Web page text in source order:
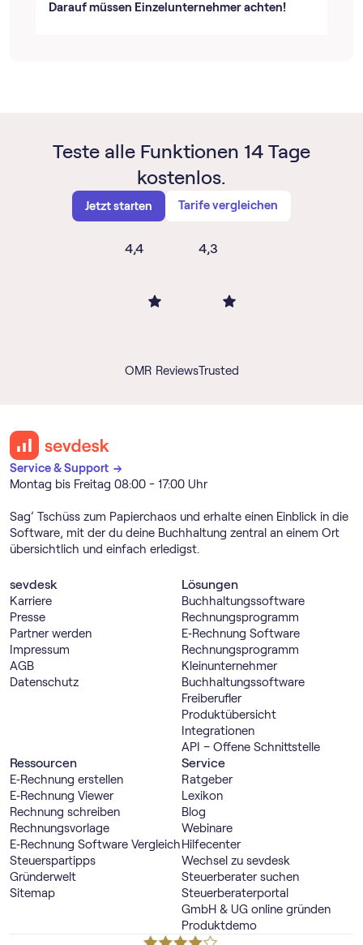
Darauf müssen Einzelunternehmer achten!
Teste alle Funktionen 14 Tage
kostenlos.
Jetzt starten Tarife vergleichen
4,4
OMR Reviews
4,3
Trusted
Service & Support →
Montag bis Freitag 08:00 - 17:00 Uhr
Sag’ Tschüss zum Papierchaos und erhalte einen Einblick in die
Software, mit der du deine Buchhaltung zentral an einem Ort
übersichtlich und einfach erledigst.
sevdesk
Karriere
Presse
Partner werden
Impressum
AGB
Datenschutz
Lösungen
Buch­haltungs­software
Rechnungs­programm
E‑Rechnung Software
Rechnungs­programm
Kleinunternehmer
Buch­haltungs­software
Freiberufler
Produktübersicht
Integrationen
API – Offene Schnittstelle
Ressourcen
E‑Rechnung erstellen
E‑Rechnung Viewer
Rechnung schreiben
Rechnungsvorlage
E‑Rechnung Software Vergleich
Steuerspartipps
Gründerwelt
Sitemap
Service
Ratgeber
Lexikon
Blog
Webinare
Hilfecenter
Wechsel zu sevdesk
Steuerberater suchen
Steuerberaterportal
GmbH & UG online gründen
Produktdemo